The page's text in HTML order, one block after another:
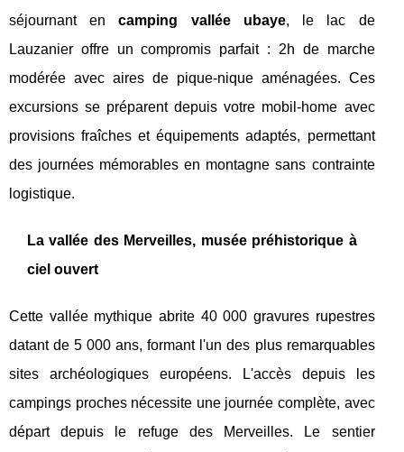
séjournant encamping vallée ubaye, le lac de
Lauzanier offre un compromis parfait : 2h de marche
modérée avec aires de pique-nique aménagées. Ces
excursions se préparent depuis votre mobil-home avec
provisions fraîches et équipements adaptés, permettant
des journées mémorables en montagne sans contrainte
logistique.
La vallée des Merveilles, musée préhistorique à
ciel ouvert
Cette vallée mythique abrite 40 000 gravures rupestres
datant de 5 000 ans, formant l'un des plus remarquables
sites archéologiques européens. L'accès depuis les
campings proches nécessite une journée complète, avec
départ depuis le refuge des Merveilles. Le sentier